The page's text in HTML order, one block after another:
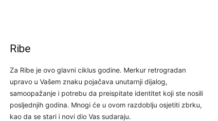
Ribe
Za Ribe je ovo glavni ciklus godine. Merkur retrogradan
upravo u Vašem znaku pojačava unutarnji dijalog,
samoopažanje i potrebu da preispitate identitet koji ste nosili
posljednjih godina. Mnogi će u ovom razdoblju osjetiti zbrku,
kao da se stari i novi dio Vas sudaraju.